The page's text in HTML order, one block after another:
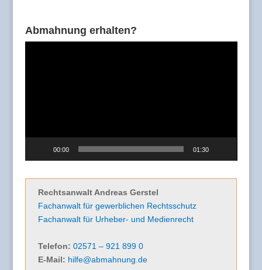
Abmahnung erhalten?
00:00 01:30
Rechtsanwalt Andreas Gerstel
Fachanwalt für gewerblichen Rechtsschutz
Fachanwalt für Urheber- und Medienrecht
Telefon: 02571 – 921 899 0
E-Mail: hilfe@abmahnung.de